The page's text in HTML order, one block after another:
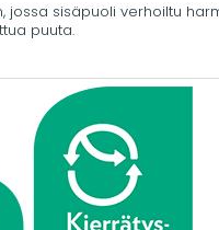
jossa sisäpuoli verhoiltu
puuta.